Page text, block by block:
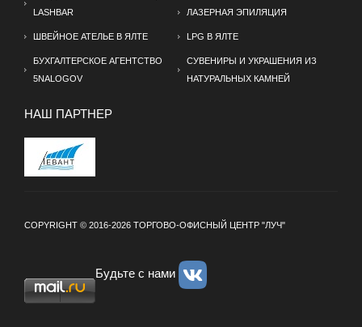
LASHBAR
ШВЕЙНОЕ АТЕЛЬЕ В ЯЛТЕ
БУХГАЛТЕРСКОЕ АГЕНТСТВО
5NALOGOV
ЛАЗЕРНАЯ ЭПИЛЯЦИЯ
LPG В ЯЛТЕ
СУВЕНИРЫ И УКРАШЕНИЯ ИЗ
НАТУРАЛЬНЫХ КАМНЕЙ
НАШ ПАРТНЕР
COPYRIGHT © 2016-2026 ТОРГОВО-ОФИСНЫЙ ЦЕНТР "ЛУЧ"
Будьте с нами